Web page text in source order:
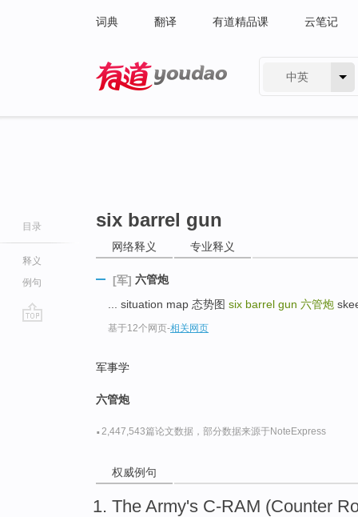
词典 翻译 有道精品课 云笔记
中英
目录
释义
例句
six barrel gun
网络释义 专业释义
[军] 六管炮
... situation map 态势图 six barrel gun 六管炮
基于12个网页-相关网页
军事学
六管炮
· 2,447,543篇论文数据，部分数据来源于NoteExpress
权威例句
The Army's C-RAM (Counter